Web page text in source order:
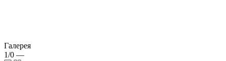
Галерея
1/0 —